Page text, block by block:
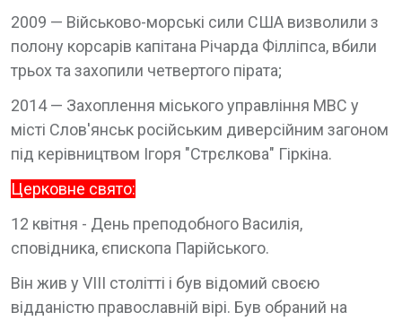
2009 — Військово-морські сили США визволили з
полону корсарів капітана Річарда Філліпса, вбили
трьох та захопили четвертого пірата;
2014 — Захоплення міського управління МВС у
місті Слов'янськ російським диверсійним загоном
під керівництвом Ігоря "Стрєлкова" Гіркіна.
Церковне свято:
12 квітня - День преподобного Василія,
сповідника, єпископа Парійського.
Він жив у VIII столітті і був відомий своєю
відданістю православній вірі. Був обраний на